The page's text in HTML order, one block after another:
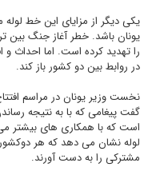
یکی دیگر از مزایای این خط لوله
را تهدید کرده است. اما احداث
در روابط بین دو کشور باز کند.
نخست وزیر یونان در مراسم
گفت پیغامی که با به نتیجه
است که با همکاری های بیشتر می
لوله نشان می دهد که هر
مشترکی را به دست آورند.